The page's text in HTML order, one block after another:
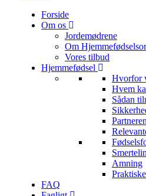
Forside
Om os
Jordemødrene
Om
Vores tilbud
Hjemmefødsel
Hvorfor
Hvem
Sådan
Amning
FAQ